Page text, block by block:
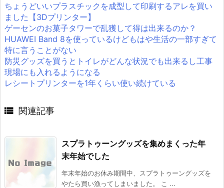
ちょうどいいプラスチックを成型して印刷するアレを買い
ました【3Dプリンター】
ゲーセンのお菓子タワーで乱獲して得は出来るのか？
HUAWEI Band 8を使っているけどもはや生活の一部すぎて
特に言うことがない
防災グッズを買うとトイレがどんな状況でも出来るし工事
現場にも入れるようになる
レシートプリンターを1年くらい使い続けている
 関連記事
スプラトゥーングッズを集めまくった年
末年始でした
年末年始のお休み期間中、スプラトゥーングッズを
やたら買い漁ってしまいました。 こ ...